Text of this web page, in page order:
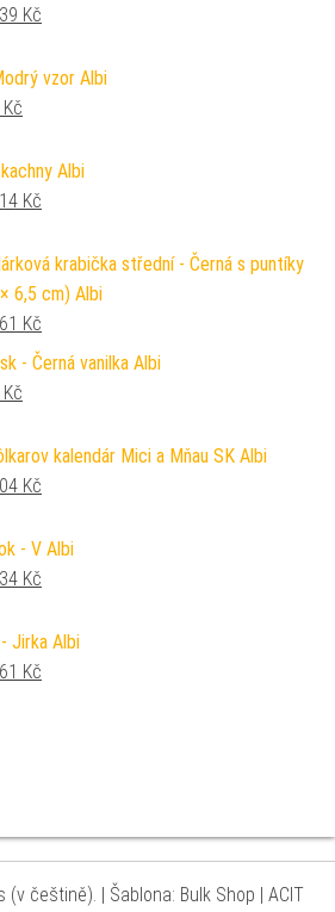
cena byla: 599 Kč.
Kč
vzor Albi
cena byla: 79 Kč.
Kč
Albi
cena byla: 349 Kč.
Kč
krabička střední - Černá s puntíky
6,5 cm) Albi
cena byla: 179 Kč.
Kč
- Černá vanilka Albi
cena byla: 79 Kč.
Kč
kalendár Mici a Mňau SK Albi
cena byla: 449 Kč.
Kč
- V Albi
cena byla: 149 Kč.
Kč
Jirka Albi
cena byla: 179 Kč.
Kč
(v češtině). | Šablona: Bulk Shop | ACIT